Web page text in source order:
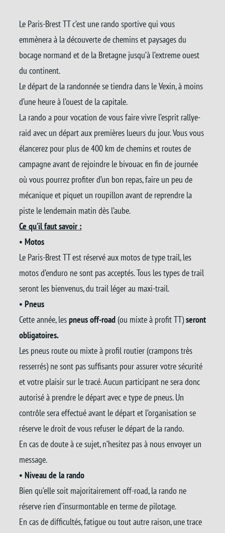
Le Paris-Brest TT c’est une rando sportive qui vous
emmènera à la découverte de chemins et paysages du
bocage normand et de la Bretagne jusqu’à l’extreme ouest
du continent.
Le départ de la randonnée se tiendra dans le Vexin, à moins
d’une heure à l’ouest de la capitale.
La rando a pour vocation de vous faire vivre l’esprit rallye-
raid avec un départ aux premières lueurs du jour. Vous vous
élancerez pour plus de 400 km de chemins et routes de
campagne avant de rejoindre le bivouac en fin de journée
où vous pourrez profiter d’un bon repas, faire un peu de
mécanique et piquet un roupillon avant de reprendre la
piste le lendemain matin dès l’aube.
Ce qu’il faut savoir :
• Motos
Le Paris-Brest TT est réservé aux motos de type trail, les
motos d’enduro ne sont pas acceptés. Tous les types de trail
seront les bienvenus, du trail léger au maxi-trail.
• Pneus
Cette année, lespneus off-road(ou mixte à profit TT)seront
obligatoires.
Les pneus route ou mixte à profil routier (crampons très
resserrés) ne sont pas suffisants pour assurer votre sécurité
et votre plaisir sur le tracé. Aucun participant ne sera donc
autorisé à prendre le départ avec e type de pneus. Un
contrôle sera effectué avant le départ et l’organisation se
réserve le droit de vous refuser le départ de la rando.
En cas de doute à ce sujet, n’hesitez pas à nous envoyer un
message.
• Niveau de la rando
Bien qu’elle soit majoritairement off-road, la rando ne
réserve rien d’insurmontable en terme de pilotage.
En cas de difficultés, fatigue ou tout autre raison, une trace